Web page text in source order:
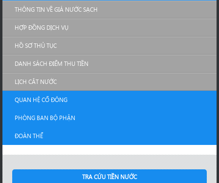
THÔNG TIN VỀ GIÁ NƯỚC SẠCH
HỢP ĐỒNG DỊCH VỤ
HỒ SƠ THỦ TỤC
DANH SÁCH ĐIỂM THU TIỀN
LỊCH CẮT NƯỚC
QUAN HỆ CỔ ĐÔNG
PHÒNG BAN BỘ PHẬN
ĐOÀN THỂ
TRA CỨU TIỀN NƯỚC